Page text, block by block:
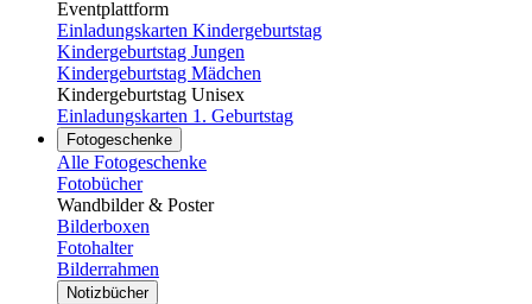
Eventplattform
Einladungskarten Kindergeburtstag
Kindergeburtstag Jungen
Kindergeburtstag Mädchen
Kindergeburtstag Unisex
Einladungskarten 1. Geburtstag
Fotogeschenke
Alle Fotogeschenke
Fotobücher
Wandbilder & Poster
Bilderboxen
Fotohalter
Bilderrahmen
Notizbücher